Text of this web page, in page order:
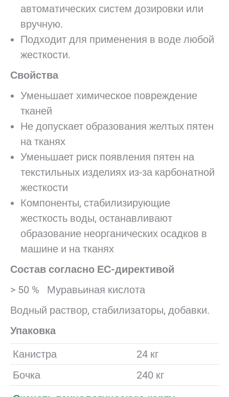
автоматических систем дозировки или
вручную.
Подходит для применения в воде любой
жесткости.
Свойства
Уменьшает химическое повреждение
тканей
Не допускает образования желтых пятен
на тканях
Уменьшает риск появления пятен на
текстильных изделиях из-за карбонатной
жесткости
Компоненты, стабилизирующие
жесткость воды, останавливают
образование неорганических осадков в
машине и на тканях
Состав согласно ЕС-директивой
> 50 % Муравьиная кислота
Водный раствор, стабилизаторы, добавки.
Упаковка
Канистра
24 кг
Бочка
240 кг